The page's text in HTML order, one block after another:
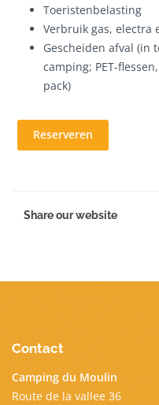
Toeristenbelasting
Verbruik gas, electra
Gescheiden afval (in
camping; PET-
pack)
Reserveren
Share our website
Contact
Camping du Moulin
Route de la vallee 36